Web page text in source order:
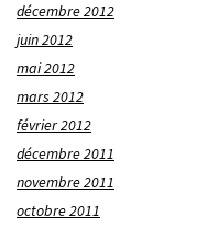
décembre 2012
juin 2012
mai 2012
mars 2012
février 2012
décembre 2011
novembre 2011
octobre 2011